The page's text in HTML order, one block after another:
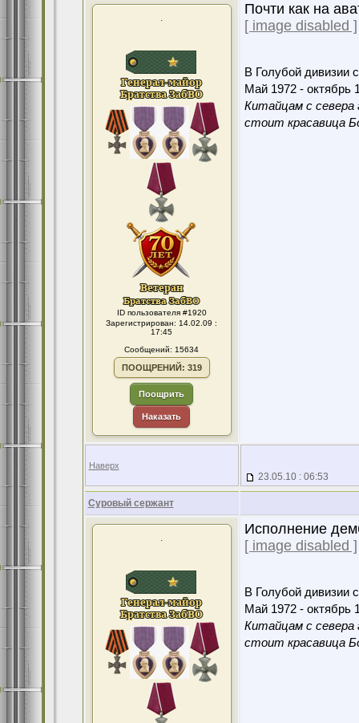
.
ID пользователя #1920
Зарегистрирован: 14.02.09 :
17:45
Сообщений: 15634
ПООЩРЕНИЙ: 319
Поощрить
Наказать
Почти как на
[ image disabled ]
В Голубой дивизии
Май 1972 - октябрь
Китайцам с севера
стоит красавица
Наверх
23.05.10 : 06:53
Суровый сержант
.
Исполнение
[ image disabled ]
В Голубой дивизии
Май 1972 - октябрь
Китайцам с севера
стоит красавица